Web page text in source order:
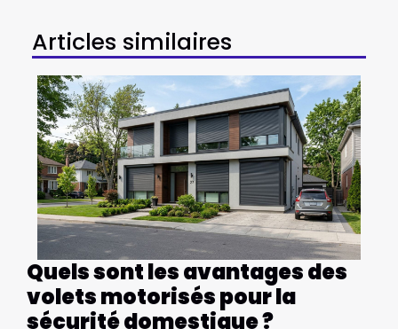
Articles similaires
Quels sont les avantages des
volets motorisés pour la
sécurité domestique ?